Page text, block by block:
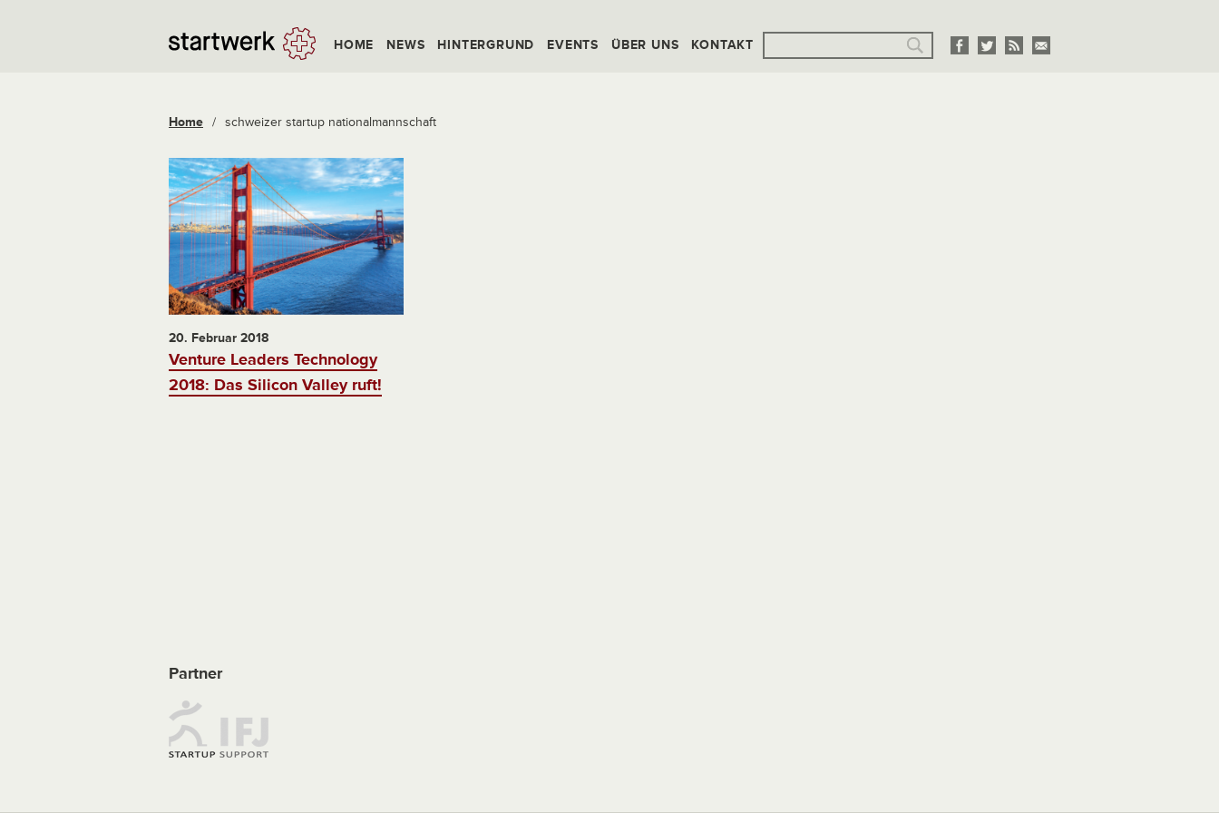
HOME NEWS HINTERGRUND EVENTS ÜBER UNS KONTAKT
Home / schweizer startup nationalmannschaft
20. Februar 2018
Venture Leaders Technology
2018: Das Silicon Valley ruft!
Partner